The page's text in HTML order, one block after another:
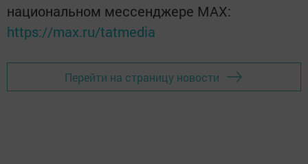
национальном мессенджере MАХ:
https://max.ru/tatmedia
Перейти на страницу новости